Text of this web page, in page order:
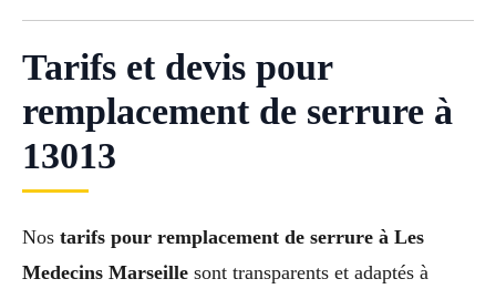
Tarifs et devis pour
remplacement de serrure à
13013
Nos tarifs pour remplacement de serrure à Les
Medecins Marseille sont transparents et adaptés à